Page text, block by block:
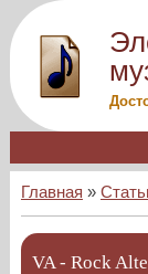
Главная »
VA - Rock